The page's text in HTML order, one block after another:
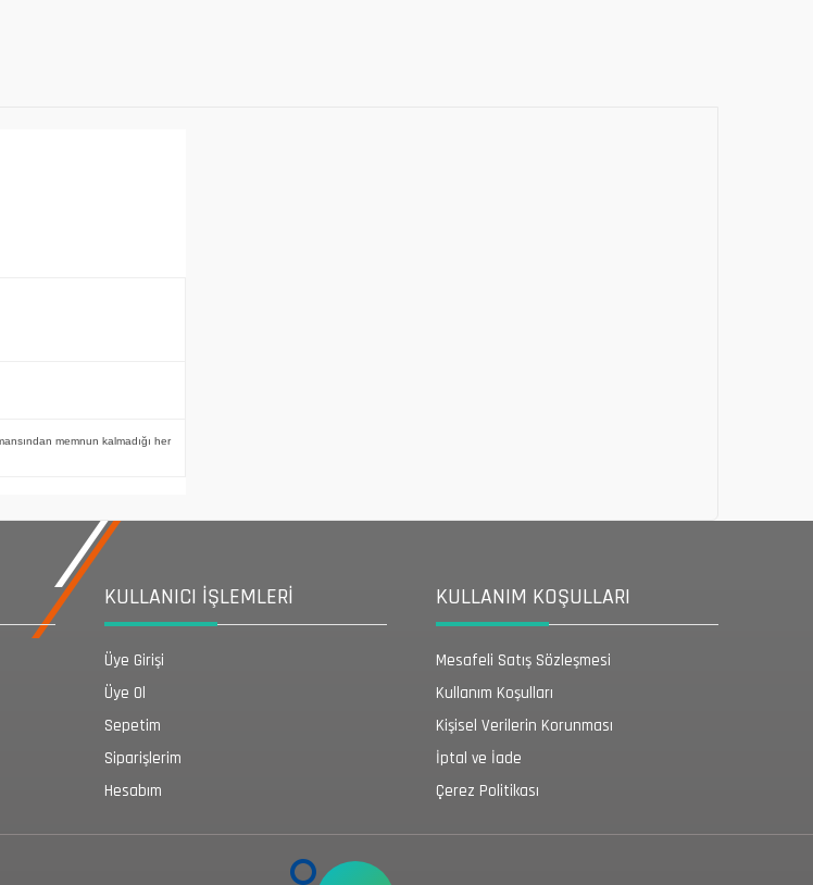
memnun kalmadığı her
KULLANICI İŞLEMLERİ
Üye Girişi
Üye Ol
Sepetim
Siparişlerim
Hesabım
KULLANIM KOŞULLARI
Mesafeli Satış Sözleşmesi
Kullanım Koşulları
Kişisel Verilerin Korunması
İptal ve İade
Çerez Politikası